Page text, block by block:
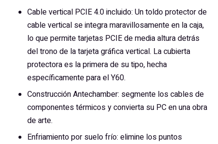
Cable vertical PCIE 4.0 incluido: Un toldo protector de
cable vertical se integra maravillosamente en la caja,
lo que permite tarjetas PCIE de media altura detrás
del trono de la tarjeta gráfica vertical. La cubierta
protectora es la primera de su tipo, hecha
específicamente para el Y60.
Construcción Antechamber: segmente los cables de
componentes térmicos y convierta su PC en una obra
de arte.
Enfriamiento por suelo frío: elimine los puntos